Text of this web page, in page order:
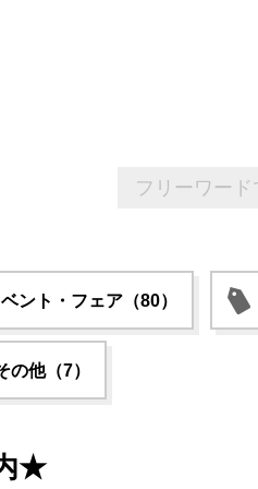
ント・フェア（80）
の他（7）
★